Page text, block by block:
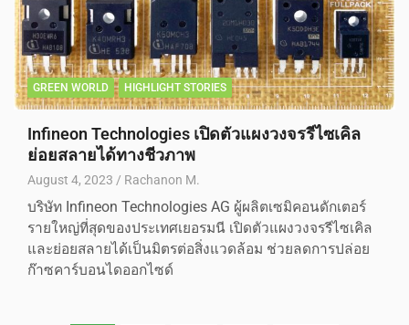
GREEN WORLD HIGHLIGHT STORIES
Infineon Technologies เปิดตัวแผงวงจรรีไซเคิล
ย่อยสลายได้ทางชีวภาพ
August 4, 2023 Rachanon M.
บริษัท Infineon Technologies AG ผู้ผลิตเซมิคอนดักเตอร์
รายใหญ่ที่สุดของประเทศเยอรมนี เปิดตัวแผงวงจรรีไซเคิล
และย่อยสลายได้เป็นมิตรต่อสิ่งแวดล้อม ช่วยลดการปล่อย
ก๊าซคาร์บอนไดออกไซด์